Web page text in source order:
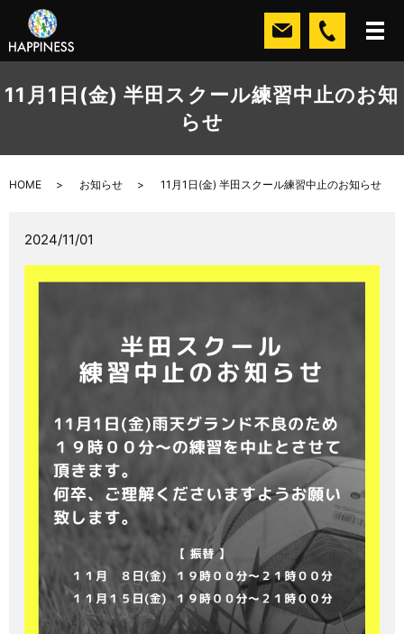
11月1日(金) 半田スクール練習中止のお知
らせ
HOME お知らせ 11月1日(金) 半田スクール練習中止のお知らせ
2024/11/01